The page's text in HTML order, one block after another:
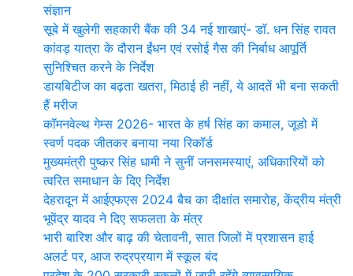
संज्ञान
सूबे में खुलेगी सहकारी बैंक की 34 नई शाखाएं- डाॅ. धन सिंह रावत
कांवड़ यात्रा के दौरान ईंधन एवं रसोई गैस की निर्बाध आपूर्ति
सुनिश्चित करने के निर्देश
डायबिटीज का बढ़ता खतरा, मिठाई ही नहीं, ये आदतें भी बना सकती
हैं मरीज
कॉमनवेल्थ गेम्स 2026- भारत के हर्ष सिंह का कमाल, जूडो में
स्वर्ण पदक जीतकर बनाया नया रिकॉर्ड
मुख्यमंत्री पुष्कर सिंह धामी ने सुनीं जनसमस्याएं, अधिकारियों को
त्वरित समाधान के दिए निर्देश
देहरादून में आईएफएस 2024 बैच का दीक्षांत समारोह, केंद्रीय मंत्री
भूपेंद्र यादव ने दिए सफलता के मंत्र
भारी बारिश और बाढ़ की चेतावनी, सात जिलों में प्रशासन हाई
अलर्ट पर, आज रुद्रप्रयाग में स्कूल बंद